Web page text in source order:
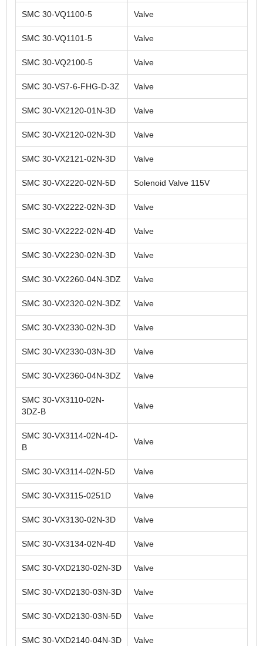
SMC 30-VQ1100-5 Valve
SMC 30-VQ1101-5 Valve
SMC 30-VQ2100-5 Valve
SMC 30-VS7-6-FHG-D-3Z Valve
SMC 30-VX2120-01N-3D Valve
SMC 30-VX2120-02N-3D Valve
SMC 30-VX2121-02N-3D Valve
SMC 30-VX2220-02N-5D Solenoid Valve 115V
SMC 30-VX2222-02N-3D Valve
SMC 30-VX2222-02N-4D Valve
SMC 30-VX2230-02N-3D Valve
SMC 30-VX2260-04N-3DZ Valve
SMC 30-VX2320-02N-3DZ Valve
SMC 30-VX2330-02N-3D Valve
SMC 30-VX2330-03N-3D Valve
SMC 30-VX2360-04N-3DZ Valve
SMC 30-VX3110-02N-
3DZ-B
Valve
SMC 30-VX3114-02N-4D-
B
Valve
SMC 30-VX3114-02N-5D Valve
SMC 30-VX3115-0251D Valve
SMC 30-VX3130-02N-3D Valve
SMC 30-VX3134-02N-4D Valve
SMC 30-VXD2130-02N-3D Valve
SMC 30-VXD2130-03N-3D Valve
SMC 30-VXD2130-03N-5D Valve
SMC 30-VXD2140-04N-3D Valve